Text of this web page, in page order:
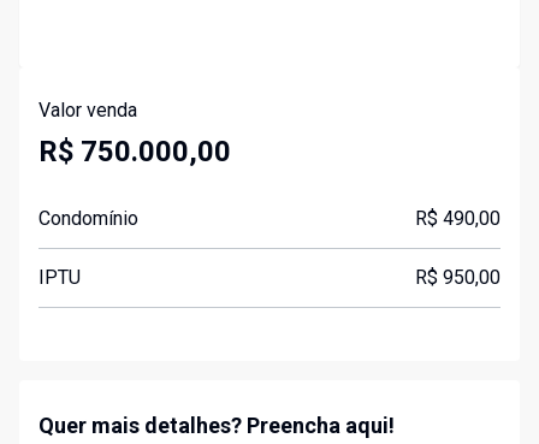
Valor venda
R$ 750.000,00
Condomínio R$ 490,00
IPTU R$ 950,00
Quer mais detalhes? Preencha aqui!